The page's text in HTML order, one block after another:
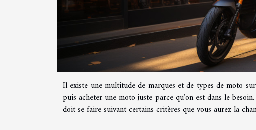
Il existe une multitude de marques et de types de moto
puis acheter une moto juste parce qu’on est dans le
doit se faire suivant certains critères que vous aurez la